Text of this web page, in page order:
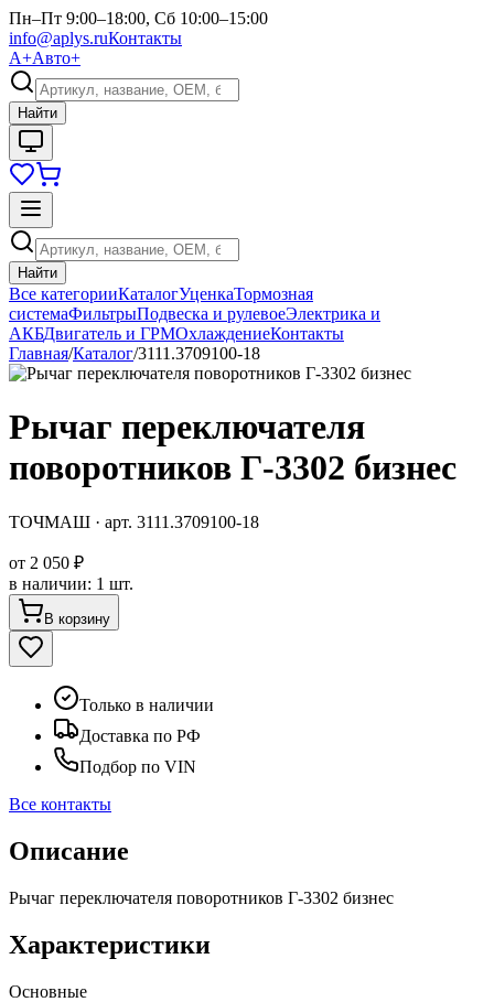
Пн–Пт 9:00–18:00, Сб 10:00–15:00
info@aplys.ruКонтакты
А+Авто+
Найти
Найти
Все категорииКаталогУценкаТормозная
системаФильтрыПодвеска и рулевоеЭлектрика и
АКБДвигатель и ГРМОхлаждениеКонтакты
Главная/Каталог/3111.3709100-18
Рычаг переключателя
поворотников Г-3302 бизнес
ТОЧМАШ · арт. 3111.3709100-18
от 2 050 ₽
в наличии: 1 шт.
В корзину
Только в наличии
Доставка по РФ
Подбор по VIN
Все контакты
Описание
Рычаг переключателя поворотников Г-3302 бизнес
Характеристики
Основные